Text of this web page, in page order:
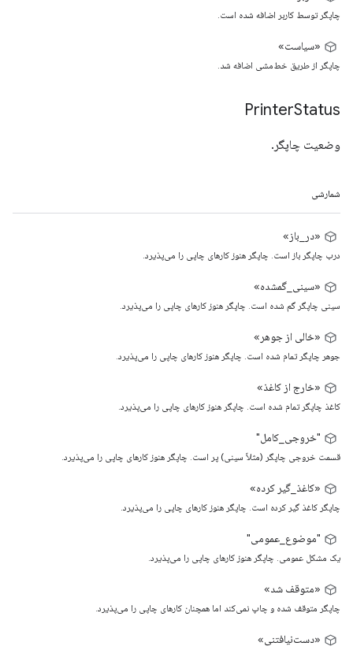
چاپگر توسط کاربر اضافه شده است.
«سیاست»
چاپگر از طریق خط‌مشی اضافه شد.
PrinterStatus
وضعیت چاپگر.
شمارشی
«در_باز»
درب چاپگر باز است. چاپگر هنوز کارهای چاپی را می‌پذیرد.
«سینی_گمشده»
سینی چاپگر گم شده است. چاپگر هنوز کارهای چاپی را می‌پذیرد.
«خالی از جوهر»
جوهر چاپگر تمام شده است. چاپگر هنوز کارهای چاپی را می‌پذیرد.
«خارج از کاغذ»
کاغذ چاپگر تمام شده است. چاپگر هنوز کارهای چاپی را می‌پذیرد.
"خروجی_کامل"
قسمت خروجی چاپگر (مثلاً سینی) پر است. چاپگر هنوز کارهای چاپی را می‌پذیرد.
«کاغذ_گیر کرده»
چاپگر کاغذ گیر کرده است. چاپگر هنوز کارهای چاپی را می‌پذیرد.
"موضوع_عمومی"
یک مشکل عمومی. چاپگر هنوز کارهای چاپی را می‌پذیرد.
«متوقف شد»
چاپگر متوقف شده و چاپ نمی‌کند اما همچنان کارهای چاپی را می‌پذیرد.
«دست‌نیافتنی»